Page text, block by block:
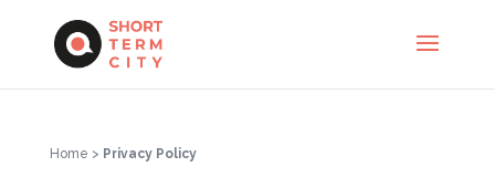
Home > Privacy Policy